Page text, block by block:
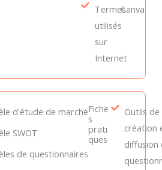
Termes
utilisés
sur
Internet
Canva
d'étude de marché
SWOT
de questionnaires
Fiche
s
prati
ques
Outils de
création
diffusion